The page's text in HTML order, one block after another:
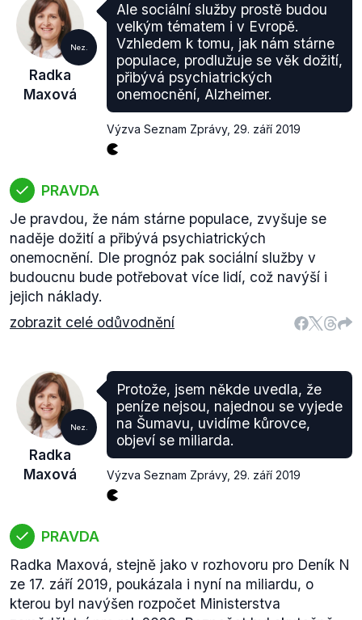
Nez.
Radka
Maxová
Ale sociální služby prostě budou
velkým tématem i v Evropě.
Vzhledem k tomu, jak nám stárne
populace, prodlužuje se věk dožití,
přibývá psychiatrických
onemocnění, Alzheimer.
Výzva Seznam Zprávy, 29. září 2019
PRAVDA
Je pravdou, že nám stárne populace, zvyšuje se
naděje dožití a přibývá psychiatrických
onemocnění. Dle prognóz pak sociální služby v
budoucnu bude potřebovat více lidí, což navýší i
jejich náklady.
zobrazit celé odůvodnění
Nez.
Radka
Maxová
Protože, jsem někde uvedla, že
peníze nejsou, najednou se vyjede
na Šumavu, uvidíme kůrovce,
objeví se miliarda.
Výzva Seznam Zprávy, 29. září 2019
PRAVDA
Radka Maxová, stejně jako v rozhovoru pro Deník N
ze 17. září 2019, poukázala i nyní na miliardu, o
kterou byl navýšen rozpočet Ministerstva